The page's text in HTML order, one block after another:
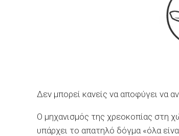
Δεν μπορεί κανείς να αποφύγει να
Ο μηχανισμός της χρεοκοπίας στη
υπάρχει το απατηλό δόγμα «όλα